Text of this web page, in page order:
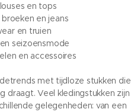
en tops
en jeans
en truien
seizoensmode
en accessoires
met tijdloze stukken die
draagt. Veel kledingstukken zijn
gelegenheden: van een